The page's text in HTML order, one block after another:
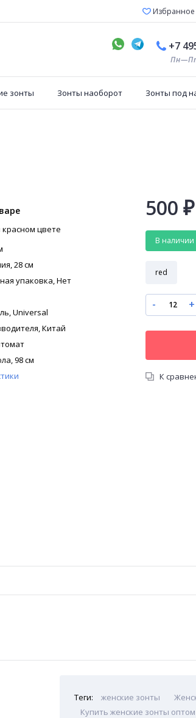
Избранное
+7
зонты Зонты наоборот Зонты под
500 ₽
В наличии
red
- +
К
цвете
28 см
упаковка, Нет
Universal
Китай
98 см
48
Теги: женские зонты
Купить женские зонты оптом